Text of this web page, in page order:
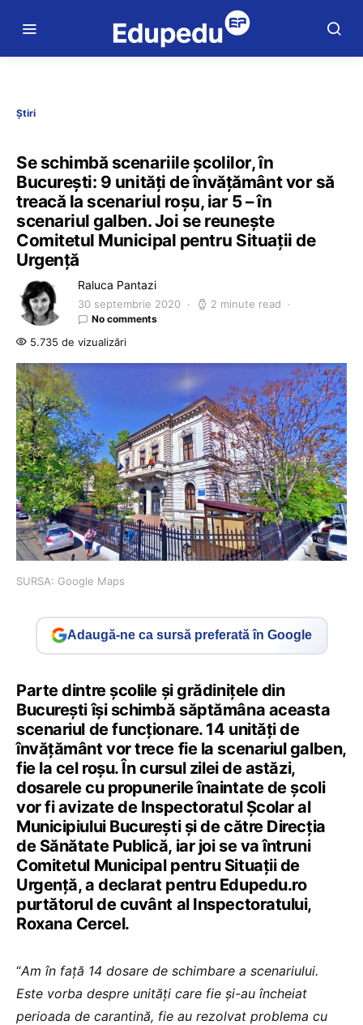
Știri
Se schimbă scenariile școlilor, în
București: 9 unităţi de învăţământ vor să
treacă la scenariul roşu, iar 5 – în
scenariul galben. Joi se reunește
Comitetul Municipal pentru Situații de
Urgență
Raluca Pantazi
30 septembrie 2020 2 minute read
No comments
5.735 de vizualizări
SURSA: Google Maps
Adaugă-ne ca sursă preferată în Google
Parte dintre școlile și grădinițele din
București își schimbă săptămâna aceasta
scenariul de funcționare. 14 unități de
învățământ vor trece fie la scenariul galben,
fie la cel roșu. În cursul zilei de astăzi,
dosarele cu propunerile înaintate de școli
vor fi avizate de Inspectoratul Școlar al
Municipiului București și de către Direcția
de Sănătate Publică, iar joi se va întruni
Comitetul Municipal pentru Situații de
Urgență, a declarat pentru Edupedu.ro
purtătorul de cuvânt al Inspectoratului,
Roxana Cercel.
“Am în față 14 dosare de schimbare a scenariului.
Este vorba despre unități care fie și-au încheiat
perioada de carantină, fie au rezolvat problema cu